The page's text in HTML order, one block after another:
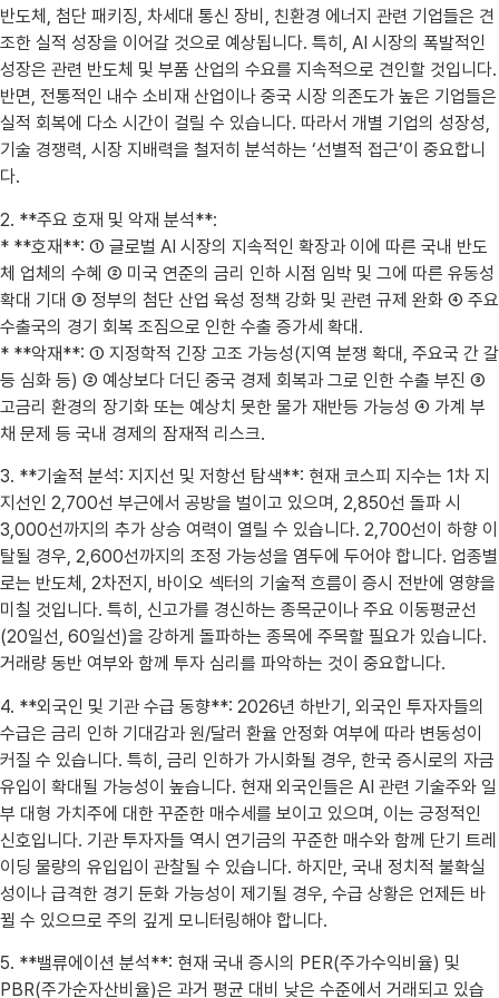
반도체, 첨단 패키징, 차세대 통신 장비, 친환경 에너지 관련 기업들은 견
조한 실적 성장을 이어갈 것으로 예상됩니다. 특히, AI 시장의 폭발적인
성장은 관련 반도체 및 부품 산업의 수요를 지속적으로 견인할 것입니다.
반면, 전통적인 내수 소비재 산업이나 중국 시장 의존도가 높은 기업들은
실적 회복에 다소 시간이 걸릴 수 있습니다. 따라서 개별 기업의 성장성,
기술 경쟁력, 시장 지배력을 철저히 분석하는 ‘선별적 접근’이 중요합니
다.
2. **주요 호재 및 악재 분석**:
* **호재**: ① 글로벌 AI 시장의 지속적인 확장과 이에 따른 국내 반도
체 업체의 수혜 ② 미국 연준의 금리 인하 시점 임박 및 그에 따른 유동성
확대 기대 ③ 정부의 첨단 산업 육성 정책 강화 및 관련 규제 완화 ④ 주요
수출국의 경기 회복 조짐으로 인한 수출 증가세 확대.
* **악재**: ① 지정학적 긴장 고조 가능성(지역 분쟁 확대, 주요국 간 갈
등 심화 등) ② 예상보다 더딘 중국 경제 회복과 그로 인한 수출 부진 ③
고금리 환경의 장기화 또는 예상치 못한 물가 재반등 가능성 ④ 가계 부
채 문제 등 국내 경제의 잠재적 리스크.
3. **기술적 분석: 지지선 및 저항선 탐색**: 현재 코스피 지수는 1차 지
지선인 2,700선 부근에서 공방을 벌이고 있으며, 2,850선 돌파 시
3,000선까지의 추가 상승 여력이 열릴 수 있습니다. 2,700선이 하향 이
탈될 경우, 2,600선까지의 조정 가능성을 염두에 두어야 합니다. 업종별
로는 반도체, 2차전지, 바이오 섹터의 기술적 흐름이 증시 전반에 영향을
미칠 것입니다. 특히, 신고가를 경신하는 종목군이나 주요 이동평균선
(20일선, 60일선)을 강하게 돌파하는 종목에 주목할 필요가 있습니다.
거래량 동반 여부와 함께 투자 심리를 파악하는 것이 중요합니다.
4. **외국인 및 기관 수급 동향**: 2026년 하반기, 외국인 투자자들의
수급은 금리 인하 기대감과 원/달러 환율 안정화 여부에 따라 변동성이
커질 수 있습니다. 특히, 금리 인하가 가시화될 경우, 한국 증시로의 자금
유입이 확대될 가능성이 높습니다. 현재 외국인들은 AI 관련 기술주와 일
부 대형 가치주에 대한 꾸준한 매수세를 보이고 있으며, 이는 긍정적인
신호입니다. 기관 투자자들 역시 연기금의 꾸준한 매수와 함께 단기 트레
이딩 물량의 유입입이 관찰될 수 있습니다. 하지만, 국내 정치적 불확실
성이나 급격한 경기 둔화 가능성이 제기될 경우, 수급 상황은 언제든 바
뀔 수 있으므로 주의 깊게 모니터링해야 합니다.
5. **밸류에이션 분석**: 현재 국내 증시의 PER(주가수익비율) 및
PBR(주가순자산비율)은 과거 평균 대비 낮은 수준에서 거래되고 있습